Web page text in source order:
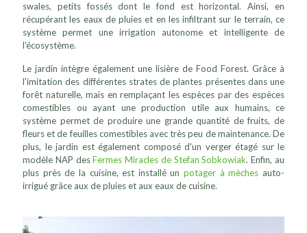
swales, petits fossés dont le fond est horizontal. Ainsi, en
récupérant les eaux de pluies et en les infiltrant sur le terrain, ce
système permet une irrigation autonome et intelligente de
l'écosystème.
Le jardin intègre également une lisière de Food Forest. Grâce à
l'imitation des différentes strates de plantes présentes dans une
forêt naturelle, mais en remplaçant les espèces par des espèces
comestibles ou ayant une production utile aux humains, ce
système permet de produire une grande quantité de fruits, de
fleurs et de feuilles comestibles avec très peu de maintenance. De
plus, le jardin est également composé d'un verger étagé sur le
modèle NAP desFermes Miracles de Stefan Sobkowiak. Enfin, au
plus près de la cuisine, est installé unpotager à mèches auto-
irrigué grâce aux de pluies et aux eaux de cuisine.